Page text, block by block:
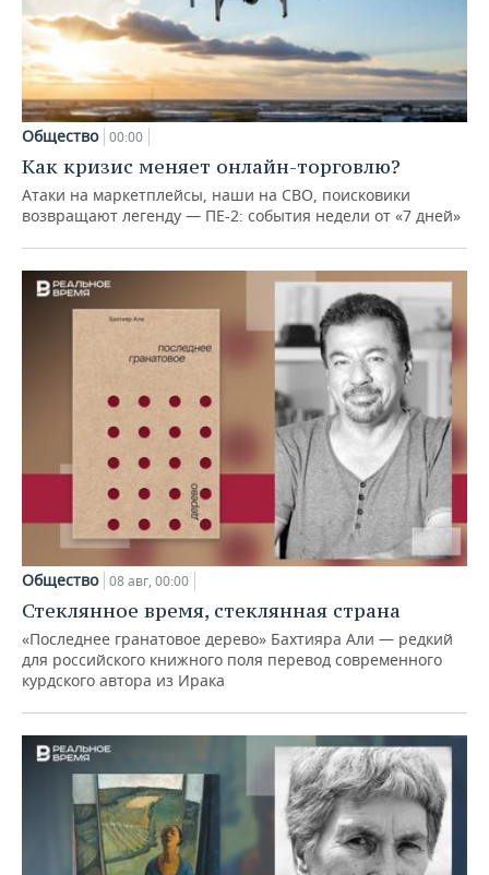
Общество 00:00
Как кризис меняет онлайн-торговлю?
Атаки на маркетплейсы, наши на СВО, поисковики
возвращают легенду — ПЕ-2: события недели от «7 дней»
Общество 08 авг, 00:00
Стеклянное время, стеклянная страна
«Последнее гранатовое дерево» Бахтияра Али — редкий
для российского книжного поля перевод современного
курдского автора из Ирака